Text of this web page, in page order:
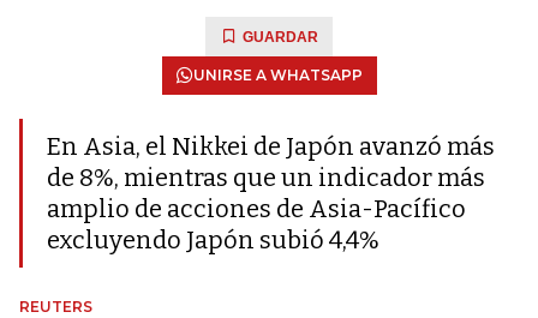
GUARDAR
UNIRSE A WHATSAPP
En Asia, el Nikkei de Japón avanzó más
de 8%, mientras que un indicador más
amplio de acciones de Asia-Pacífico
excluyendo Japón subió 4,4%
REUTERS